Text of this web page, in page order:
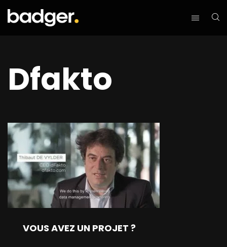
Dfakto
VOUS AVEZ UN PROJET ?